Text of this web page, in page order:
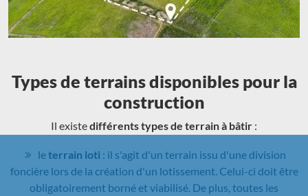
Types de terrains disponibles pour la
construction
Il existedifférents types de terrain à bâtir :
leterrain loti : il s'agit d'un terrain issu d'une division
foncière lors de la création d'un lotissement. Celui-ci doit être
obligatoirement borné et viabilisé. De plus, toutes les